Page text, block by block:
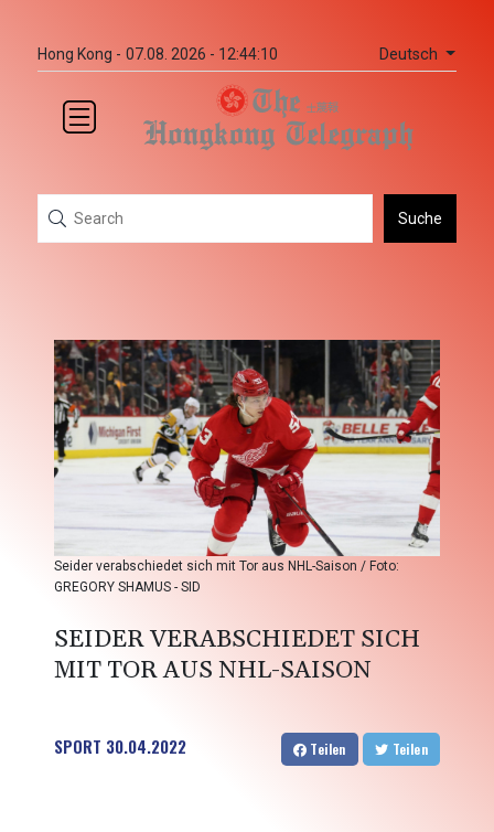
Hong Kong - 07.08. 2026 - 12:44:10 Deutsch
Suche
Seider verabschiedet sich mit Tor aus NHL-Saison / Foto:
GREGORY SHAMUS - SID
SEIDER VERABSCHIEDET SICH
MIT TOR AUS NHL-SAISON
SPORT 30.04.2022 Teilen Teilen